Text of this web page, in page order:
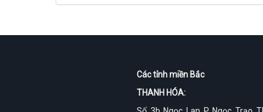
Các tỉnh miền Bắc
THANH HÓA: